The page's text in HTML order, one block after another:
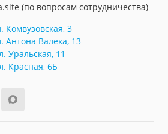
(по вопросам сотрудничества)
Комвузовская, 3
Антона Валека, 13
Уральская, 11
Красная, 6Б